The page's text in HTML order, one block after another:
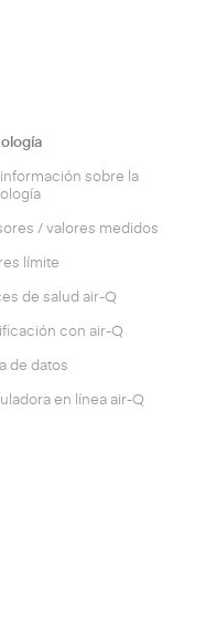
información sobre la
/ valores medidos
límite
de salud air-Q
con air-Q
de datos
en línea air-Q